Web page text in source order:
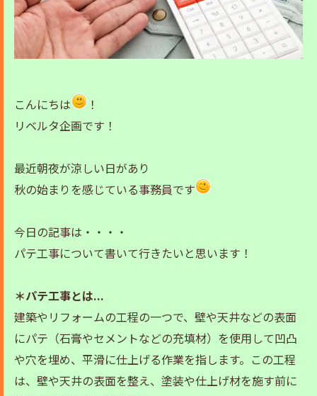
こんにちは
！
リベルタ企画です！
最近朝夜が涼しい日があり
秋の始まりを感じている事務員です
今日の記事は・・・・
パテ工事について書いて行きたいと思います！
＊パテ工事とは...
建築やリフォームの工程の一つで、壁や天井などの表面
にパテ（石膏やセメントなどの充填材）を使用して凹凸
や穴を埋め、平滑に仕上げる作業を指します。この工程
は、壁や天井の表面を整え、塗装や仕上げ材を施す前に